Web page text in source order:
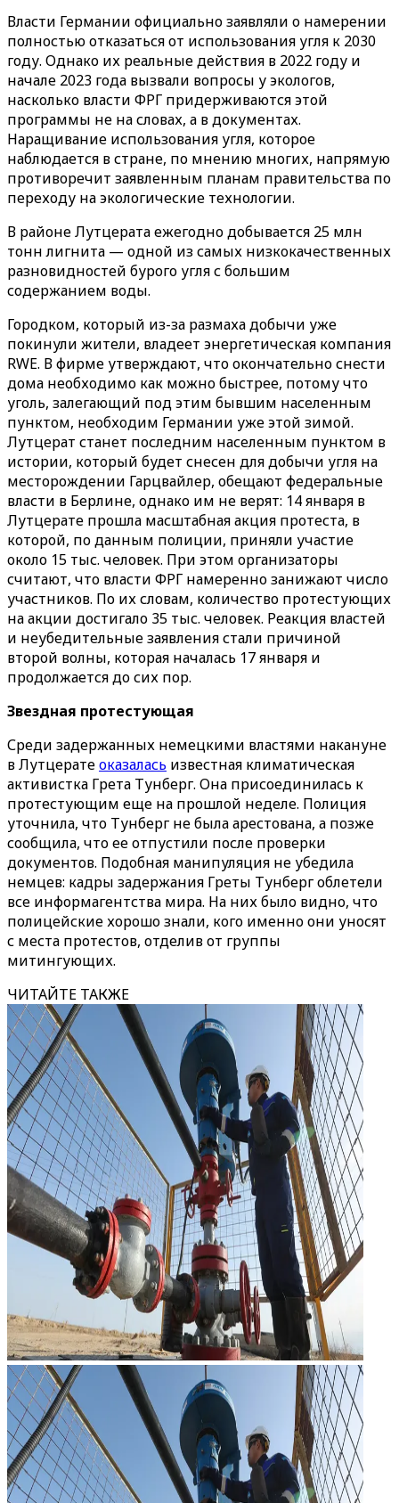
Власти Германии официально заявляли о намерении
полностью отказаться от использования угля к 2030
году. Однако их реальные действия в 2022 году и
начале 2023 года вызвали вопросы у экологов,
насколько власти ФРГ придерживаются этой
программы не на словах, а в документах.
Наращивание использования угля, которое
наблюдается в стране, по мнению многих, напрямую
противоречит заявленным планам правительства по
переходу на экологические технологии.
В районе Лутцерата ежегодно добывается 25 млн
тонн лигнита — одной из самых низкокачественных
разновидностей бурого угля с большим
содержанием воды.
Городком, который из-за размаха добычи уже
покинули жители, владеет энергетическая компания
RWE. В фирме утверждают, что окончательно снести
дома необходимо как можно быстрее, потому что
уголь, залегающий под этим бывшим населенным
пунктом, необходим Германии уже этой зимой.
Лутцерат станет последним населенным пунктом в
истории, который будет снесен для добычи угля на
месторождении Гарцвайлер, обещают федеральные
власти в Берлине, однако им не верят: 14 января в
Лутцерате прошла масштабная акция протеста, в
которой, по данным полиции, приняли участие
около 15 тыс. человек. При этом организаторы
считают, что власти ФРГ намеренно занижают число
участников. По их словам, количество протестующих
на акции достигало 35 тыс. человек. Реакция властей
и неубедительные заявления стали причиной
второй волны, которая началась 17 января и
продолжается до сих пор.
Звездная протестующая
Среди задержанных немецкими властями накануне
в Лутцератеоказалась известная климатическая
активистка Грета Тунберг. Она присоединилась к
протестующим еще на прошлой неделе. Полиция
уточнила, что Тунберг не была арестована, а позже
сообщила, что ее отпустили после проверки
документов. Подобная манипуляция не убедила
немцев: кадры задержания Греты Тунберг облетели
все информагентства мира. На них было видно, что
полицейские хорошо знали, кого именно они уносят
с места протестов, отделив от группы
митингующих.
ЧИТАЙТЕ ТАКЖЕ